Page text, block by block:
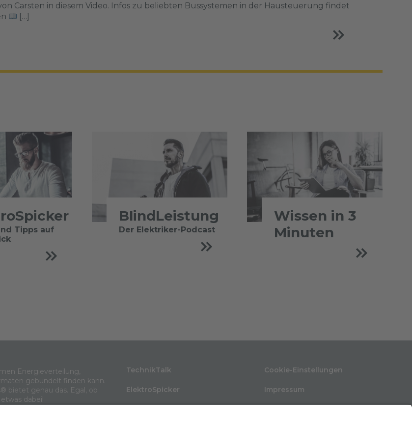
Carsten in diesem Video. Infos zu beliebten Bussystemen in der Hausteuerung findet
[…]
Tipps auf
BlindLeistung
Der Elektriker-Podcast
Wissen in 3
Minuten
Energieverteilung,
gebündelt finden kann.
bietet genau das. Egal, ob
dabei!
TechnikTalk
ElektroSpicker
Cookie-Einstellungen
Impressum